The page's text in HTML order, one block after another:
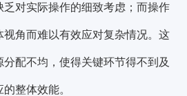
乏对实际操作的细致考虑；而操作
视角而难以有效应对复杂情况。这
配不均，使得关键环节得不到及
整体效能。